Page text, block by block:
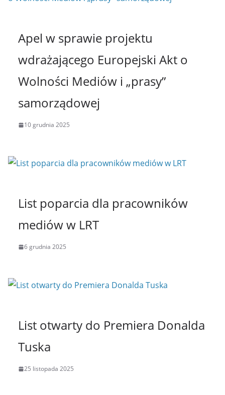
Apel w sprawie projektu
wdrażającego Europejski Akt o
Wolności Mediów i „prasy”
samorządowej
10 grudnia 2025
List poparcia dla pracowników
mediów w LRT
6 grudnia 2025
List otwarty do Premiera Donalda
Tuska
25 listopada 2025